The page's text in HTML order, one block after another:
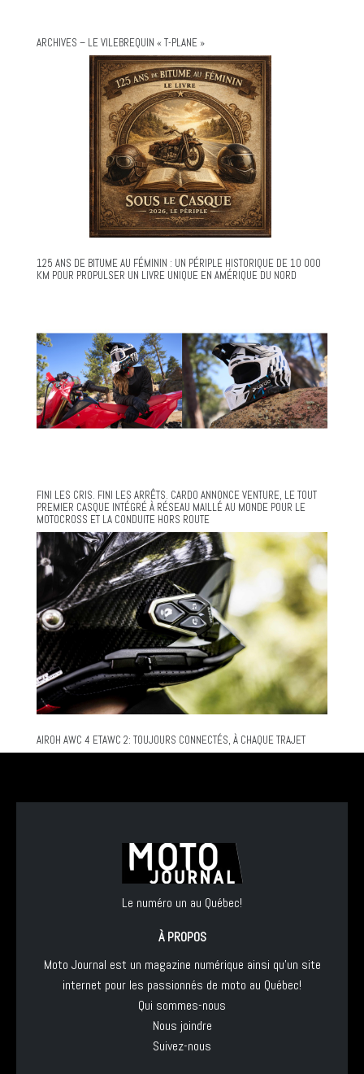
ARCHIVES – LE VILEBREQUIN « T-PLANE »
125 ANS DE BITUME AU FÉMININ : UN PÉRIPLE HISTORIQUE DE 10 000
KM POUR PROPULSER UN LIVRE UNIQUE EN AMÉRIQUE DU NORD
FINI LES CRIS. FINI LES ARRÊTS. CARDO ANNONCE VENTURE, LE TOUT
PREMIER CASQUE INTÉGRÉ À RÉSEAU MAILLÉ AU MONDE POUR LE
MOTOCROSS ET LA CONDUITE HORS ROUTE
AIROH AWC 4 ETAWC 2: TOUJOURS CONNECTÉS, À CHAQUE TRAJET
Le numéro un au Québec!
À PROPOS
Moto Journal est un magazine numérique ainsi qu'un site
internet pour les passionnés de moto au Québec!
Qui sommes-nous
Nous joindre
Suivez-nous